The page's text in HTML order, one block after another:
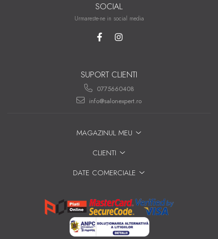
SOCIAL
Urmareste-ne in social media
SUPORT CLIENTI
0775660408
info@salonexpert.ro
MAGAZINUL MEU
CLIENTI
DATE COMERCIALE